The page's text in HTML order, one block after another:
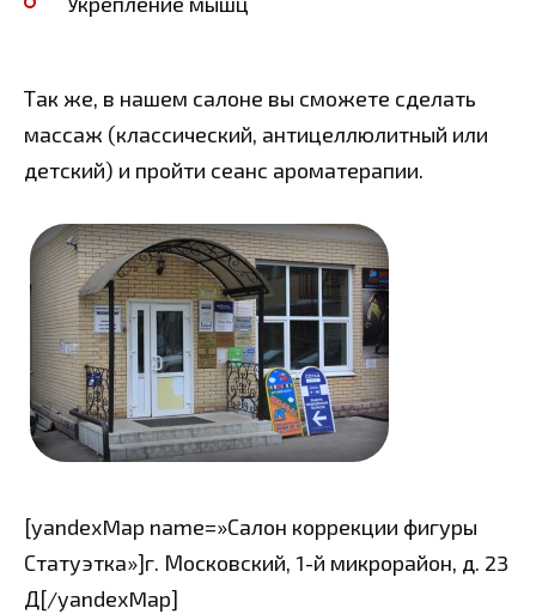
Так же, в нашем салоне вы сможете сделать
массаж (классический, антицеллюлитный или
детский) и пройти сеанс ароматерапии.
[yandexMap name=»Салон коррекции фигуры
Статуэтка»]г. Московский, 1-й микрорайон, д. 23
Д[/yandexMap]